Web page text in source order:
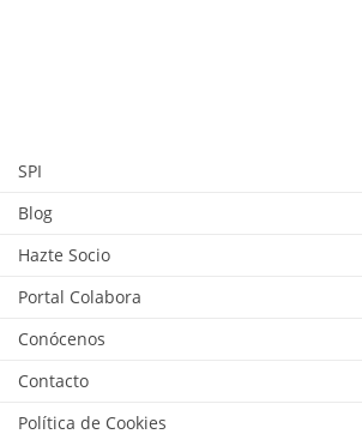
SPI
Blog
Hazte Socio
Portal Colabora
Conócenos
Contacto
Política de Cookies